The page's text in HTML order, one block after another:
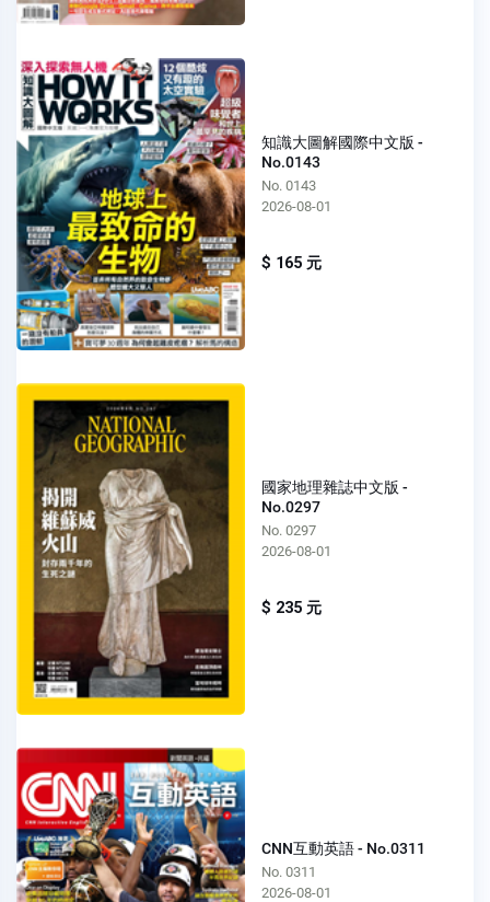
知識大圖解國際中文版 -
No.0143
No. 0143
2026-08-01
$ 165 元
國家地理雜誌中文版 -
No.0297
No. 0297
2026-08-01
$ 235 元
CNN互動英語 - No.0311
No. 0311
2026-08-01